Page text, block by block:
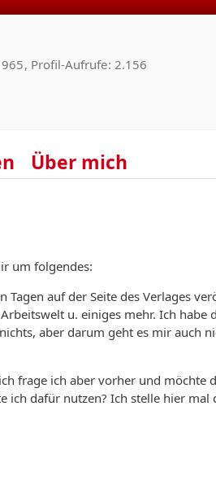
965 Profil-Aufrufe 2.156
Über mich
um folgendes:
auf der Seite des Verlages
u. einiges mehr. Ich habe
aber darum geht es mir auch
frage ich aber vorher und möchte
ich dafür nutzen? Ich stelle hier mal